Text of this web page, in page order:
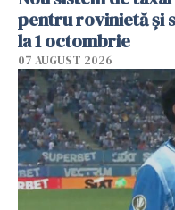
pentru rovinietă şi
la 1 octombrie
07 AUGUST 2026